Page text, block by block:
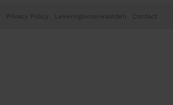
Privacy Policy Leveringsvoorwaarden Contact